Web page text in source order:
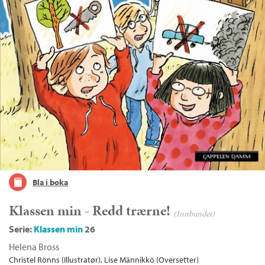
Bla i boka
Klassen min - Redd trærne! (Innbundet)
Serie: Klassen min26
Helena Bross
Christel Rönns (Illustratør) Lise Männikkö (Oversetter)